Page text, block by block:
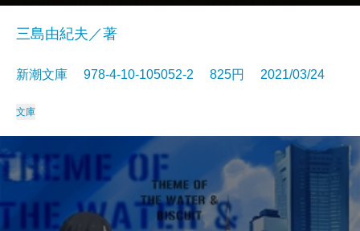
三島由紀夫／著
新潮文庫 978-4-10-105052-2 825円 2021/03/24
文庫